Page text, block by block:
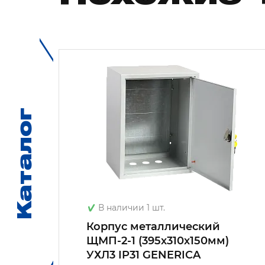
Каталог
Каталог В наличии 1 шт.
Корпус металлический
ЩМП-2-1 (395х310х150мм)
УХЛ3 IP31 GENERICA